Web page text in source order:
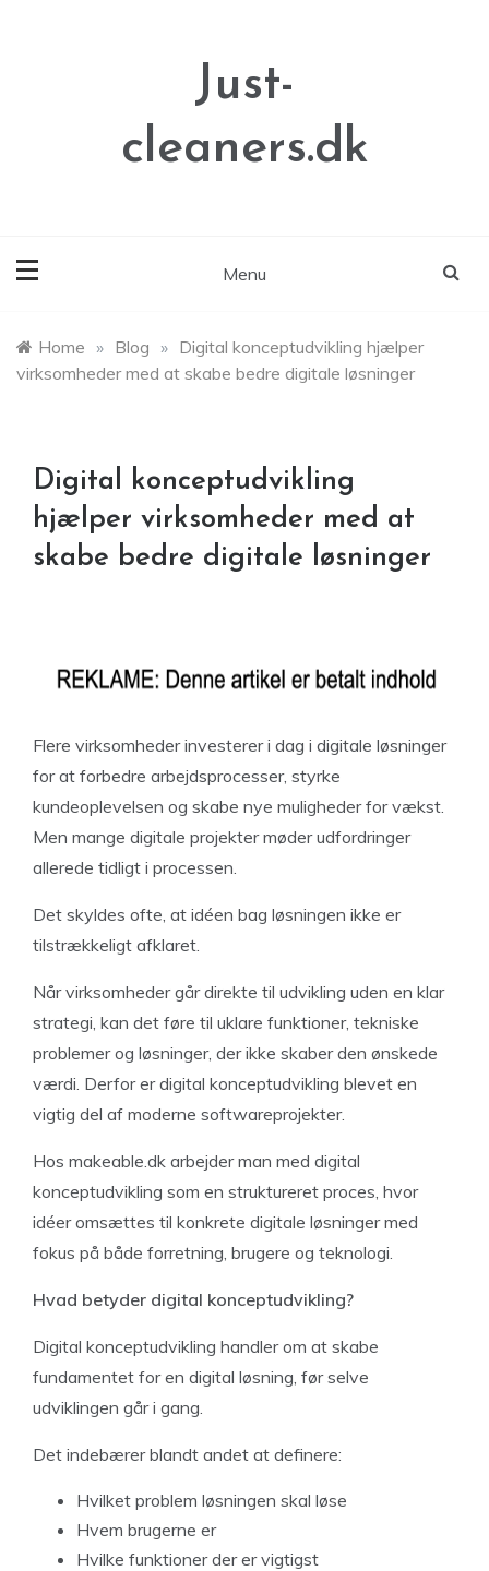
Just-
cleaners.dk
Menu
Home » Blog » Digital konceptudvikling hjælper
virksomheder med at skabe bedre digitale løsninger
Digital konceptudvikling
hjælper virksomheder med at
skabe bedre digitale løsninger
Flere virksomheder investerer i dag i digitale løsninger
for at forbedre arbejdsprocesser, styrke
kundeoplevelsen og skabe nye muligheder for vækst.
Men mange digitale projekter møder udfordringer
allerede tidligt i processen.
Det skyldes ofte, at idéen bag løsningen ikke er
tilstrækkeligt afklaret.
Når virksomheder går direkte til udvikling uden en klar
strategi, kan det føre til uklare funktioner, tekniske
problemer og løsninger, der ikke skaber den ønskede
værdi. Derfor er digital konceptudvikling blevet en
vigtig del af moderne softwareprojekter.
Hos makeable.dk arbejder man med digital
konceptudvikling som en struktureret proces, hvor
idéer omsættes til konkrete digitale løsninger med
fokus på både forretning, brugere og teknologi.
Hvad betyder digital konceptudvikling?
Digital konceptudvikling handler om at skabe
fundamentet for en digital løsning, før selve
udviklingen går i gang.
Det indebærer blandt andet at definere:
Hvilket problem løsningen skal løse
Hvem brugerne er
Hvilke funktioner der er vigtigst